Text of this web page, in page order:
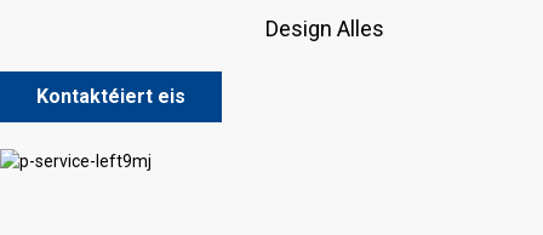
Design Alles
Kontaktéiert eis